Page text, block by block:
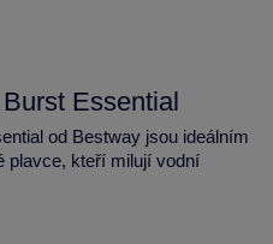
Essential
od Bestway jsou ideálním
plavce, kteří milují vodní